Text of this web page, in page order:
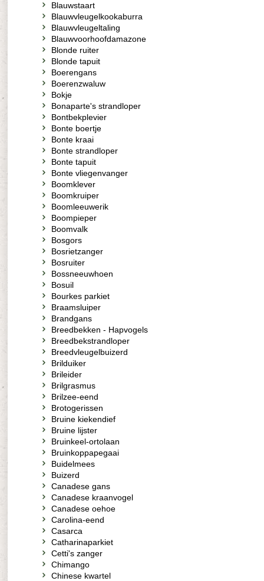
Blauwstaart
Blauwvleugelkookaburra
Blauwvleugeltaling
Blauwvoorhoofdamazone
Blonde ruiter
Blonde tapuit
Boerengans
Boerenzwaluw
Bokje
Bonaparte's strandloper
Bontbekplevier
Bonte boertje
Bonte kraai
Bonte strandloper
Bonte tapuit
Bonte vliegenvanger
Boomklever
Boomkruiper
Boomleeuwerik
Boompieper
Boomvalk
Bosgors
Bosrietzanger
Bosruiter
Bossneeuwhoen
Bosuil
Bourkes parkiet
Braamsluiper
Brandgans
Breedbekken - Hapvogels
Breedbekstrandloper
Breedvleugelbuizerd
Brilduiker
Brileider
Brilgrasmus
Brilzee-eend
Brotogerissen
Bruine kiekendief
Bruine lijster
Bruinkeel-ortolaan
Bruinkoppapegaai
Buidelmees
Buizerd
Canadese gans
Canadese kraanvogel
Canadese oehoe
Carolina-eend
Casarca
Catharinaparkiet
Cetti's zanger
Chimango
Chinese kwartel